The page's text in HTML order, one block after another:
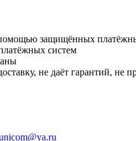
защищённых
систем
не даёт гарантий,